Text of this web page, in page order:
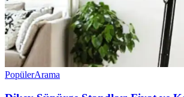
PopülerArama